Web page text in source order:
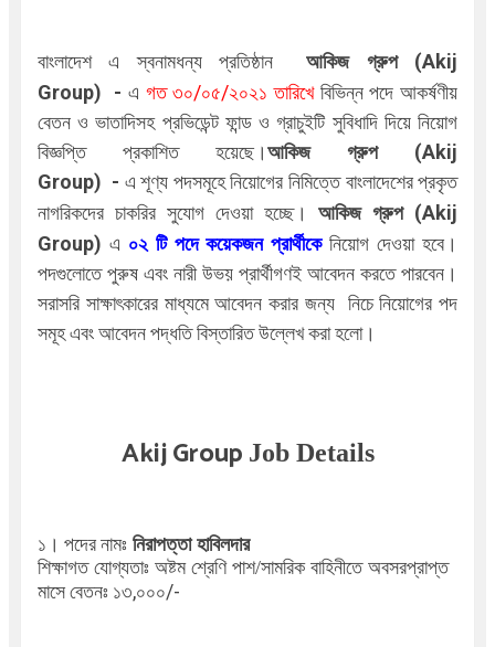
বাংলাদেশ এ স্বনামধন্য প্রতিষ্ঠানআকিজ গ্রুপ (Akij
Group)
- এ গত ৩০/০৫/২০২১ তারিখেবিভিন্ন পদে আকর্ষণীয়
বেতন ও ভাতাদিসহ প্রভিডেন্ট ফান্ড ও গ্রাচুইটি সুবিধাদি দিয়ে নিয়োগ
বিজ্ঞপ্তি প্রকাশিত হয়েছে।আকিজ গ্রুপ (Akij
Group) - এ শূণ্য পদসমূহে নিয়োগের নিমিত্তে বাংলাদেশের প্রকৃত
নাগরিকদের চাকরির সুযোগ দেওয়া হচ্ছে।
আকিজ গ্রুপ (Akij
Group) এ ০২ টি পদে কয়েকজন প্রার্থীকেনিয়োগ দেওয়া হবে।
পদগুলোতে পুরুষ এবং নারী উভয় প্রার্থীগণই আবেদন করতে পারবেন।
সরাসরি সাক্ষাৎকারের মাধ্যমে আবেদন করার জন্য নিচে নিয়োগের পদ
সমূহ এবং আবেদন পদ্ধতি বিস্তারিত উল্লেখ করা হলো।
Akij Group Job Details
১। পদের নামঃ নিরাপত্তা হাবিলদার
শিক্ষাগত যোগ্যতাঃ অষ্টম শ্রেণি পাশ/সামরিক বাহিনীতেঅবসরপ্রাপ্ত
মাসে বেতনঃ ১৩,০০০/-